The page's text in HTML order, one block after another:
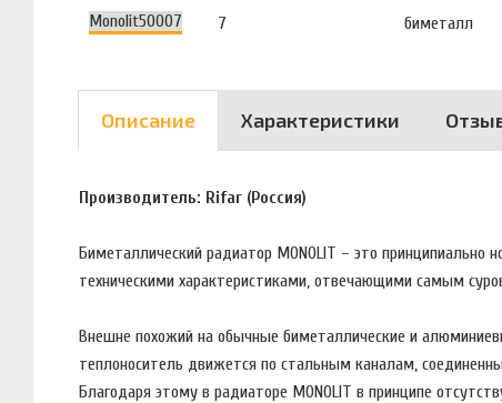
Monolit50007 7 биметалл
Описание Характеристики
Производитель: Rifar (Россия)
Биметаллический радиатор MONOLIT – это
техническими характеристиками, отвечающими самым
Внешне похожий на обычные биметаллические и
теплоноситель движется по стальным каналам,
Благодаря этому в радиаторе MONOLIT в принципе